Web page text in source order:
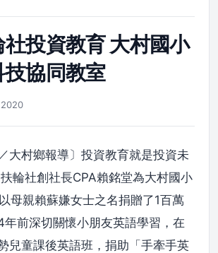
投資教育 大村國小
協同教室
大村鄉報導〕投資教育就是投資未
輪社創社長CPA賴銘堂為大村國小
母親賴蘇嫌女士之名捐贈了1百萬
年前深切關懷小朋友英語學習，在
兒童課後英語班，捐助「手牽手英